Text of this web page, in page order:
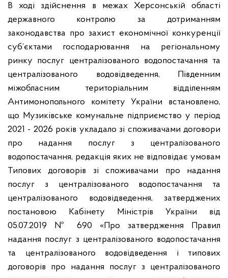
В ході здійснення в межах Херсонській області
державного контролю за дотриманням
законодавства про захист економічної конкуренції
суб’єктами господарювання на регіональному
ринку послуг централізованого водопостачання та
централізованого водовідведення, Південним
міжобласним територіальним відділенням
Антимонопольного комітету України встановлено,
що Музиківське комунальне підприємство у період
2021 - 2026 років укладало зі споживачами договори
про надання послуг з централізованого
водопостачання, редакція яких не відповідає умовам
Типових договорів зі споживачами про надання
послуг з централізованого водопостачання та
централізованого водовідведення, затверджених
постановою Кабінету Міністрів України від
05.07.2019 № 690 «Про затвердження Правил
надання послуг з централізованого водопостачання
та централізованого водовідведення і типових
договорів про надання послуг з централізованого